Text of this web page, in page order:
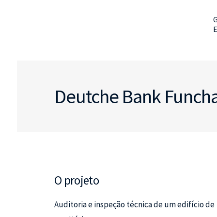
Deutche Bank
O projeto
Auditoria e inspeção técnica de um edifício de